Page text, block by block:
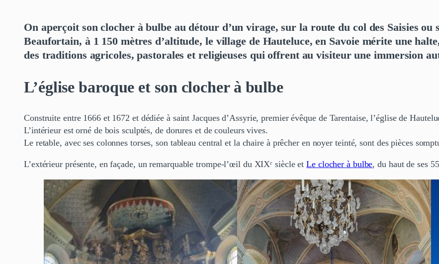
On aperçoit son clocher à bulbe au détour d’un virage, sur la route du col des Saisies
Beaufortain, à 1 150 mètres d’altitude, le village de Hauteluce, en Savoie mérite une
des traditions agricoles, pastorales et religieuses qui offrent au visiteur une immersion
L’église baroque et son clocher à bulbe
Construite entre 1666 et 1672 et dédiée à saint Jacques d’Assyrie, premier évêque de Tarentaise, l’église de
L’intérieur est orné de bois sculptés, de dorures et de couleurs vives.
Le retable, avec ses colonnes torses, son tableau central et la chaire à prêcher en noyer teinté, sont des pièces
L’extérieur présente, en façade, un remarquable trompe-l’œil du XIXᵉ siècle etLe clocher à bulbe, du haut de ses